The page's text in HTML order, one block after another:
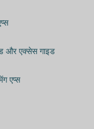
और एक्सेस गाइड
एप्स